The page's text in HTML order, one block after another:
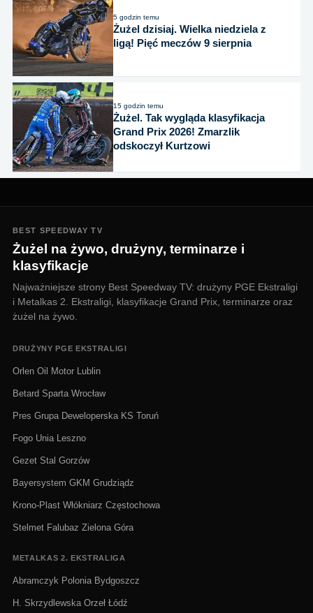
5 godzin temu
Żużel dzisiaj. Wielka niedziela z
ligą! Pięć meczów 9 sierpnia
15 godzin temu
Żużel. Tak wygląda klasyfikacja
Grand Prix 2026! Zmarzlik
odskoczył Kurtzowi
BEST SPEEDWAY TV
Żużel na żywo, drużyny, terminarze i
klasyfikacje
Najważniejsze strony Best Speedway TV: drużyny PGE Ekstraligi
i Metalkas 2. Ekstraligi, klasyfikacje Grand Prix, terminarze oraz
żużel na żywo.
DRUŻYNY PGE EKSTRALIGI
Orlen Oil Motor Lublin
Betard Sparta Wrocław
Pres Grupa Deweloperska KS Toruń
Fogo Unia Leszno
Gezet Stal Gorzów
Bayersystem GKM Grudziądz
Krono-Plast Włókniarz Częstochowa
Stelmet Falubaz Zielona Góra
METALKAS 2. EKSTRALIGA
Abramczyk Polonia Bydgoszcz
H. Skrzydlewska Orzeł Łódź